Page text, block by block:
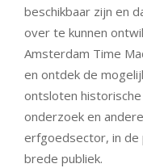
beschikbaar zijn en
over te kunnen
Amsterdam Time
en ontdek de
ontsloten
onderzoek en
erfgoedsector, in
brede publiek.